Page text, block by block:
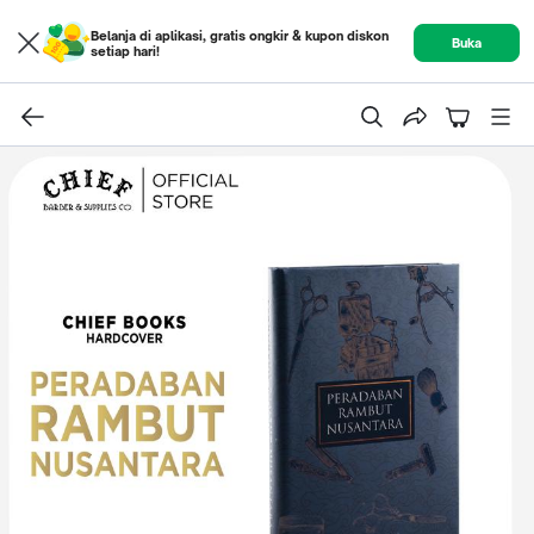
Belanja di aplikasi, gratis ongkir & kupon diskon
setiap hari!
Buka